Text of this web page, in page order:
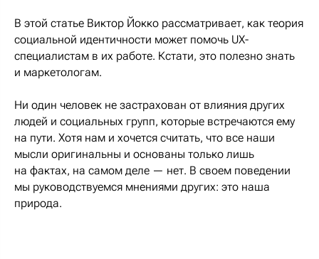
В этой статье Виктор Йокко рассматривает, как теория
социальной идентичности может помочь UX-
специалистам в их работе. Кстати, это полезно знать
и маркетологам.
Ни один человек не застрахован от влияния других
людей и социальных групп, которые встречаются ему
на пути. Хотя нам и хочется считать, что все наши
мысли оригинальны и основаны только лишь
на фактах, на самом деле — нет. В своем поведении
мы руководствуемся мнениями других: это наша
природа.